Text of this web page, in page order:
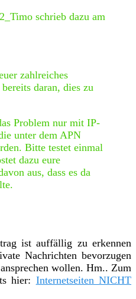
schrieb dazu am
zahlreiches
daran, dies zu
Problem nur mit IP-
unter dem APN
Bitte testet einmal
dazu eure
aus, dass es da
ist auffällig zu erkennen
Nachrichten bevorzugen
wollen. Hm.. Zum
hier: Internetseiten NICHT